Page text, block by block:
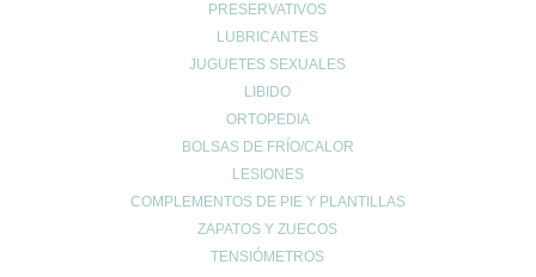
PRESERVATIVOS
LUBRICANTES
JUGUETES SEXUALES
LIBIDO
ORTOPEDIA
BOLSAS DE FRÍO/CALOR
LESIONES
COMPLEMENTOS DE PIE Y PLANTILLAS
ZAPATOS Y ZUECOS
TENSIÓMETROS